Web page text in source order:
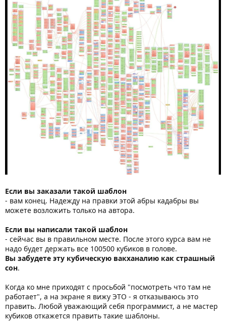
Если вы заказали такой шаблон
- вам конец. Надежду на правки этой абры кадабры вы
можете возложить только на автора.
Если вы написали такой шаблон
- сейчас вы в правильном месте. После этого курса вам не
надо будет держать все 100500 кубиков в голове.
Вы забудете эту кубическую вакханалию как страшный
сон.
Когда ко мне приходят с просьбой "посмотреть что там не
работает", а на экране я вижу ЭТО - я отказываюсь это
править. Любой уважающий себя программист, а не мастер
кубиков откажется править такие шаблоны.